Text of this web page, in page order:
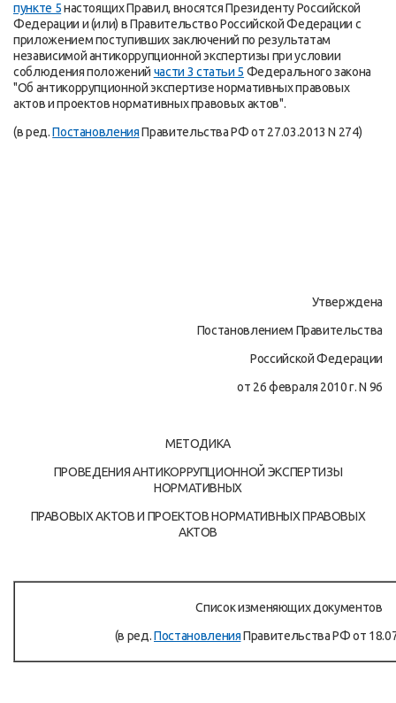
пункте 5настоящих Правил, вносятся Президенту Российской
Федерации и (или) в Правительство Российской Федерации с
приложением поступивших заключений по результатам
независимой антикоррупционной экспертизы при условии
соблюдения положений части 3 статьи 5 Федерального закона
"Об антикоррупционной экспертизе нормативных правовых
актов и проектов нормативных правовых актов".
(в ред.ПостановленияПравительства РФ от 27.03.2013 N 274)
Утверждена
Постановлением Правительства
Российской Федерации
от 26 февраля 2010 г. N 96
МЕТОДИКА
ПРОВЕДЕНИЯ АНТИКОРРУПЦИОННОЙ ЭКСПЕРТИЗЫ
НОРМАТИВНЫХ
ПРАВОВЫХ АКТОВ И ПРОЕКТОВ НОРМАТИВНЫХ ПРАВОВЫХ
АКТОВ
Список изменяющих документов
(в ред.ПостановленияПравительства РФ от